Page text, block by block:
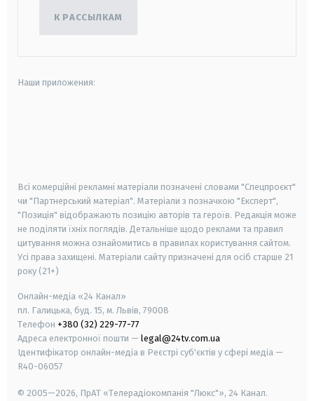
К РАССЫЛКАМ
Наши приложения:
Всі комерційні рекламні матеріали позначені словами "Спецпроєкт"
чи "Партнерський матеріал". Матеріали з позначкою "Експерт",
"Позиція" відображають позицію авторів та героїв. Редакція може
не поділяти їхніх поглядів. Детальніше щодо реклами та правил
цитування можна ознайомитись в правилах користування сайтом.
Усі права захищені. Матеріали сайту призначені для осіб старше 21
року (21+)
Онлайн-медіа «24 Канал»
пл. Галицька, буд. 15, м. Львів, 79008
Телефон +380 (32) 229-77-77
Адреса електронної пошти — legal@24tv.com.ua
Ідентифікатор онлайн-медіа в Реєстрі суб'єктів у сфері медіа —
R40-06057
© 2005—2026, ПрАТ «Телерадіокомпанія "Люкс"», 24 Канал.